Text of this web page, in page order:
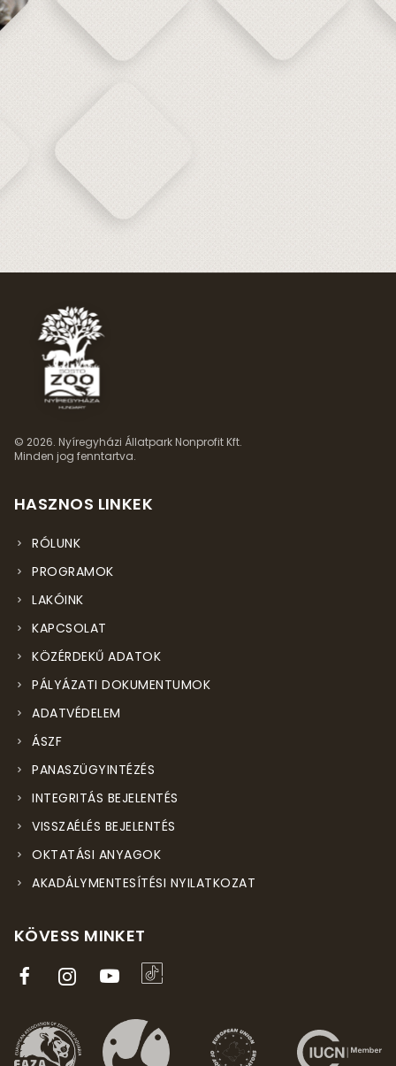
© 2026. Nyíregyházi Állatpark Nonprofit Kft.
Minden jog fenntartva.
HASZNOS LINKEK
RÓLUNK
PROGRAMOK
LAKÓINK
KAPCSOLAT
KÖZÉRDEKŰ ADATOK
PÁLYÁZATI DOKUMENTUMOK
ADATVÉDELEM
ÁSZF
PANASZÜGYINTÉZÉS
INTEGRITÁS BEJELENTÉS
VISSZAÉLÉS BEJELENTÉS
OKTATÁSI ANYAGOK
AKADÁLYMENTESÍTÉSI NYILATKOZAT
KÖVESS MINKET